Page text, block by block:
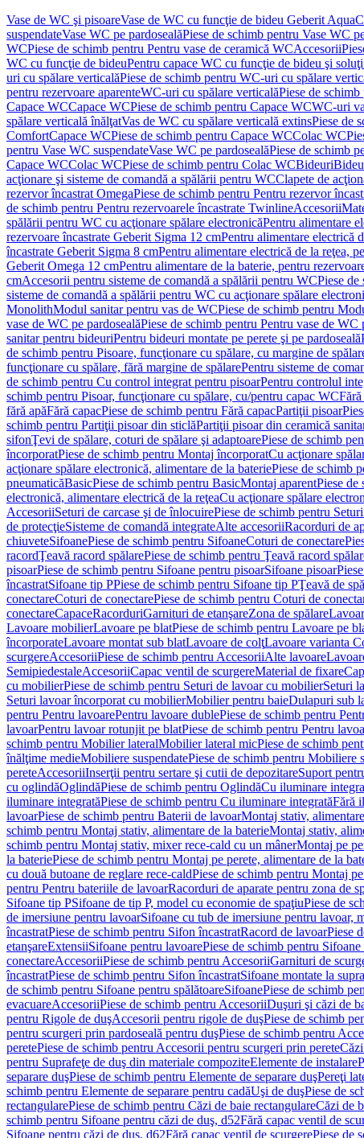
Vase de WC şi pisoareVase de WC cu funcţie de bideu Geberit
suspendateVase WC pe pardosealăPiese de schimb pentru Vase WC
WCPiese de schimb pentru Pentru vase de ceramică WCAccesorii
WC cu funcţie de bideuPentru capace WC cu funcţie de bideu şi
uri cu spălare verticalăPiese de schimb pentru WC-uri cu spălare
pentru rezervoare aparenteWC-uri cu spălare verticalăPiese de
Capace WCCapace WCPiese de schimb pentru Capace WCWC-uri
spălare verticală înălţatVas de WC cu spălare verticală extinsPiese de
ComfortCapace WCPiese de schimb pentru Capace WCColac WC
pentru Vase WC suspendateVase WC pe pardosealăPiese de schimb
Capace WCColac WCPiese de schimb pentru Colac WCBideuri
acţionare şi sisteme de comandă a spălării pentru WCClapete de
rezervor încastrat OmegaPiese de schimb pentru Pentru rezervor
de schimb pentru Pentru rezervoarele încastrate TwinlineAccesorii
spălării pentru WC cu acţionare spălare electronicăPentru alimentare
rezervoare încastrate Geberit Sigma 12 cmPentru alimentare electrică
încastrate Geberit Sigma 8 cmPentru alimentare electrică de la reţea,
Geberit Omega 12 cmPentru alimentare de la baterie, pentru
cmAccesorii pentru sisteme de comandă a spălării pentru WCPiese
sisteme de comandă a spălării pentru WC cu acţionare spălare
MonolithModul sanitar pentru vas de WCPiese de schimb pentru
vase de WC pe pardosealăPiese de schimb pentru Pentru vase de WC
sanitar pentru bideuriPentru bideuri montate pe perete şi pe pardoseală
de schimb pentru Pisoare, funcţionare cu spălare, cu margine de
funcţionare cu spălare, fără margine de spălarePentru sisteme de
de schimb pentru Cu control integrat pentru pisoarPentru controlul
schimb pentru Pisoar, funcţionare cu spălare, cu/pentru capac WC
fără apăFără capacPiese de schimb pentru Fără capacPartiţii pisoar
schimb pentru Partiţii pisoar din sticlăPartiţii pisoar din ceramică
sifonŢevi de spălare, coturi de spălare şi adaptoarePiese de schimb
încorporatPiese de schimb pentru Montaj încorporatCu acţionare
acţionare spălare electronică, alimentare de la bateriePiese de schimb
pneumaticăBasicPiese de schimb pentru BasicMontaj aparentPiese de
electronică, alimentare electrică de la reţeaCu acţionare spălare
AccesoriiSeturi de carcase şi de înlocuirePiese de schimb pentru
de protecţieSisteme de comandă integrateAlte accesoriiRacorduri de
chiuveteSifoanePiese de schimb pentru SifoaneCoturi de conectare
racordŢeavă racord spălarePiese de schimb pentru Ţeavă racord
pisoarPiese de schimb pentru Sifoane pentru pisoarSifoane pisoar
încastratSifoane tip PPiese de schimb pentru Sifoane tip PŢeavă de
conectareCoturi de conectarePiese de schimb pentru Coturi de
conectareCapaceRacorduriGarnituri de etanşareZona de spălare
Lavoare mobilierLavoare pe blatPiese de schimb pentru Lavoare pe
încorporateLavoare montat sub blatLavoare de colţLavoare varianta
scurgereAccesoriiPiese de schimb pentru AccesoriiAlte lavoare
SemipiedestaleAccesoriiCapac ventil de scurgereMaterial de fixare
cu mobilierPiese de schimb pentru Seturi de lavoar cu mobilierSeturi
Seturi lavoar încorporat cu mobilierMobilier pentru baieDulapuri sub
pentru Pentru lavoarePentru lavoare dublePiese de schimb pentru
lavoarPentru lavoar rotunjit pe blatPiese de schimb pentru Pentru
schimb pentru Mobilier lateralMobilier lateral micPiese de schimb
înălţime medieMobiliere suspendatePiese de schimb pentru Mobiliere
pereteAccesoriiInserţii pentru sertare şi cutii de depozitareSuport
cu oglindăOglindăPiese de schimb pentru OglindăCu iluminare
iluminare integratăPiese de schimb pentru Cu iluminare integratăFără
lavoarPiese de schimb pentru Baterii de lavoarMontaj stativ,
schimb pentru Montaj stativ, alimentare de la baterieMontaj stativ,
schimb pentru Montaj stativ, mixer rece-cald cu un mânerMontaj pe
la bateriePiese de schimb pentru Montaj pe perete, alimentare de la
cu două butoane de reglare rece-caldPiese de schimb pentru Montaj
pentru Pentru bateriile de lavoarRacorduri de aparate pentru zona de
Sifoane tip PSifoane de tip P, model cu economie de spaţiuPiese de
de imersiune pentru lavoarSifoane cu tub de imersiune pentru lavoar,
încastratPiese de schimb pentru Sifon încastratRacord de lavoarPiese
etanşareExtensiiSifoane pentru lavoarePiese de schimb pentru
conectareAccesoriiPiese de schimb pentru AccesoriiGarnituri de
încastratPiese de schimb pentru Sifon încastratSifoane montate la
de schimb pentru Sifoane pentru spălătoareSifoanePiese de schimb
evacuareAccesoriiPiese de schimb pentru AccesoriiDuşuri şi căzi de
pentru Rigole de duşAccesorii pentru rigole de duşPiese de schimb
pentru scurgeri prin pardoseală pentru duşPiese de schimb pentru
peretePiese de schimb pentru Accesorii pentru scurgeri prin perete
pentru Suprafeţe de duş din materiale compoziteElemente de instalare
separare duşPiese de schimb pentru Elemente de separare duşPereţi
schimb pentru Elemente de separare pentru cadăUşi de duşPiese de
rectangularePiese de schimb pentru Căzi de baie rectangulareCăzi de
schimb pentru Sifoane pentru căzi de duş, d52Fără capac ventil de
Sifoane pentru căzi de duş, d62Fără capac ventil de scurgerePiese de